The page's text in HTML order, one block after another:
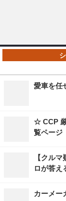
愛車を任
☆ CCP
覧ページ
【クル
ロが答え
カーメー